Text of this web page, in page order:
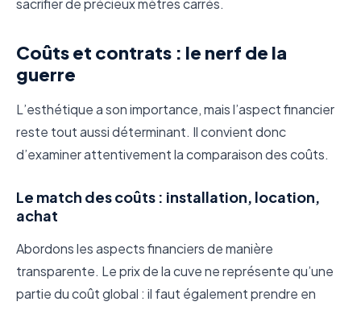
Coûts et contrats : le nerf de la
guerre
L’esthétique a son importance, mais l’aspect financier
reste tout aussi déterminant. Il convient donc
d’examiner attentivement la comparaison des coûts.
Le match des coûts : installation, location,
achat
Abordons les aspects financiers de manière
transparente. Le prix de la cuve ne représente qu’une
partie du coût global : il faut également prendre en